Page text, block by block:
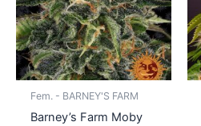
Fem. - BARNEY'S FARM
Barney’s Farm Moby
Voit
tehdä
valinnat